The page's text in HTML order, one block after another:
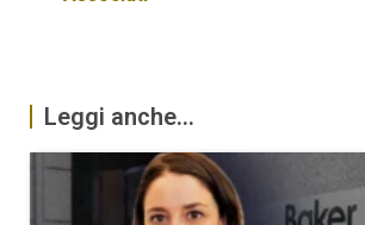
Leggi anche...